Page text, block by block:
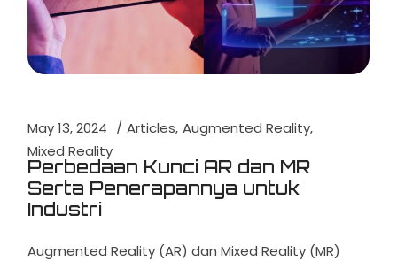
May 13, 2024 Articles Augmented Reality
Mixed Reality
Perbedaan Kunci AR dan MR
Serta Penerapannya untuk
Industri
Augmented Reality (AR) dan Mixed Reality (MR)